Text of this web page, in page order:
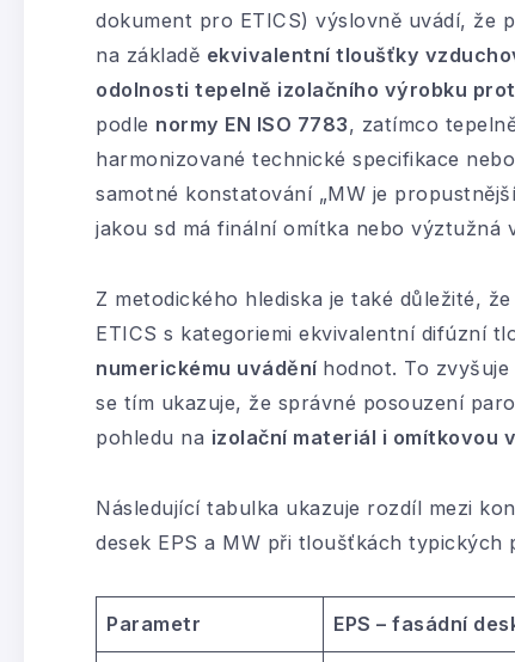
dokument pro ETICS) výslovně uvádí, že
na základě ekvivalentní tloušťky
odolnosti tepelně izolačního výrobku
podle normy EN ISO 7783, zatímco
harmonizované technické specifikace
samotné konstatování „MW je
jakou sd má finální omítka nebo výztužná
Z metodického hlediska je také důležité,
ETICS s kategoriemi ekvivalentní difúzní
numerickému uvádění hodnot. To
se tím ukazuje, že správné posouzení
pohledu na izolační materiál i omítkovou
Následující tabulka ukazuje rozdíl mezi
desek EPS a MW při tloušťkách typických
Parametr EPS – fasádní